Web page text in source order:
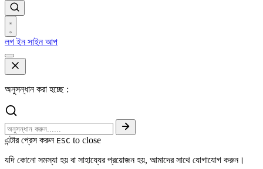
লগ ইনসাইন আপ
অনুসন্ধান করা হচ্ছে :
এন্টার প্রেস করুন ESC to close
যদি কোনো সমস্যা হয় বা সাহায্যের প্রয়োজন হয়, আমাদের সাথে যোগাযোগ করুন।